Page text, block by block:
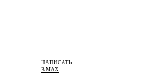
НАПИСАТЬ
В MAX